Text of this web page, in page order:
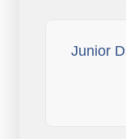
Junior